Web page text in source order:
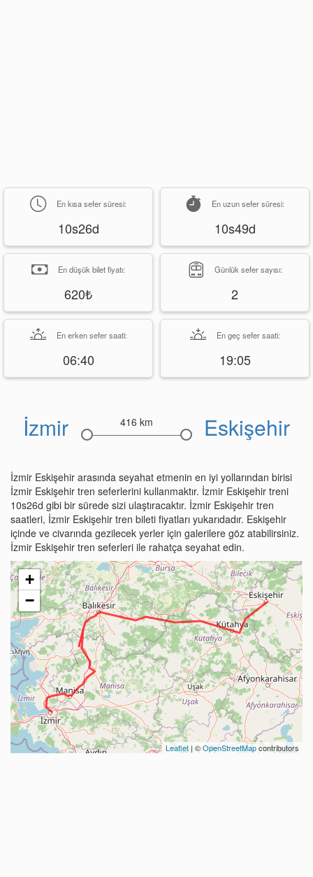
En kısa sefer süresi:
10s26d
En uzun sefer süresi:
10s49d
En düşük bilet fiyatı:
620₺
Günlük sefer sayısı:
2
En erken sefer saati:
06:40
En geç sefer saati:
19:05
İzmir 416 km Eskişehir
İzmir Eskişehir arasında seyahat etmenin en iyi yollarından birisi
İzmir Eskişehir tren seferlerini kullanmaktır. İzmir Eskişehir treni
10s26d gibi bir sürede sizi ulaştıracaktır. İzmir Eskişehir tren
saatleri, İzmir Eskişehir tren bileti fiyatları yukarıdadır. Eskişehir
içinde ve civarında gezilecek yerler için galerilere göz atabilirsiniz.
İzmir Eskişehir tren seferleri ile rahatça seyahat edin.
+
−
Leaflet | ©OpenStreetMapcontributors